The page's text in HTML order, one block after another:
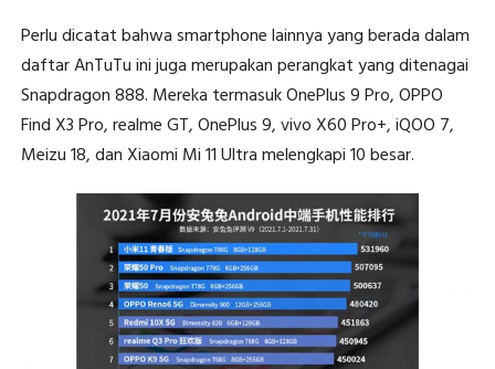
Perlu dicatat bahwa smartphone lainnya yang berada dalam
daftar AnTuTu ini juga merupakan perangkat yang ditenagai
Snapdragon 888. Mereka termasuk OnePlus 9 Pro, OPPO
Find X3 Pro, realme GT, OnePlus 9, vivo X60 Pro+, iQOO 7,
Meizu 18, dan Xiaomi Mi 11 Ultra melengkapi 10 besar.